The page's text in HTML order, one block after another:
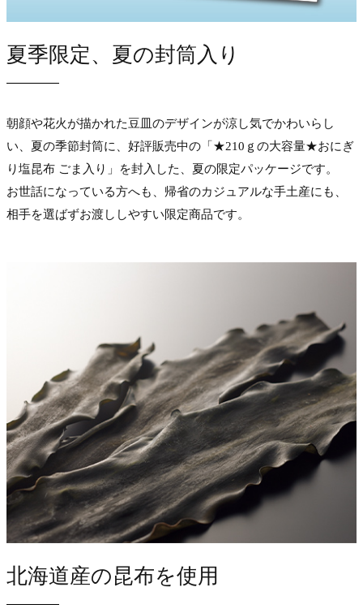
夏季限定、夏の封筒入り
朝顔や花火が描かれた豆皿のデザインが涼し気でかわいらし
い、夏の季節封筒に、好評販売中の「★210ｇの大容量★おにぎ
り塩昆布 ごま入り」を封入した、夏の限定パッケージです。
お世話になっている方へも、帰省のカジュアルな手土産にも、
相手を選ばずお渡ししやすい限定商品です。
北海道産の昆布を使用